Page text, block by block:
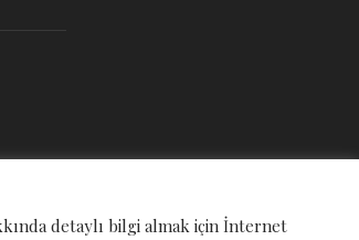
detaylı bilgi almak için İnternet